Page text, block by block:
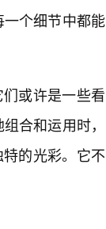
个细节中都能
们或许是一些看
合和运用时，
的光彩。它不